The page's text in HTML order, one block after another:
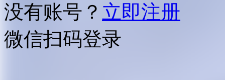
没有账号？ 立即注册
微信扫码登录